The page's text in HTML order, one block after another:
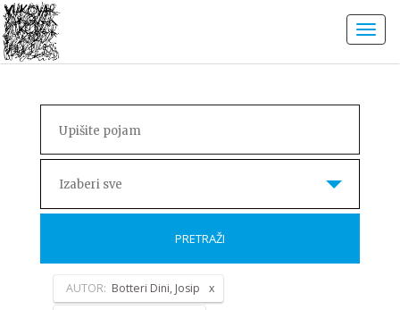
Izaberi sve
PRETRAŽI
AUTOR: Botteri Dini, Josip